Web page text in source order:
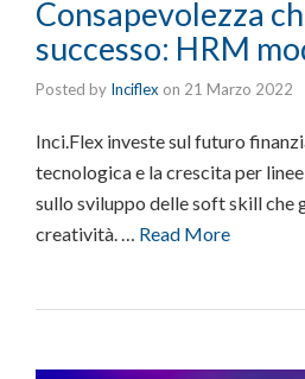
Consapevolezza
successo: HRM
Posted by Inciflex on 21 Marzo 2022
Inci.Flex investe sul futuro
tecnologica e la crescita per
sullo sviluppo delle soft skill che
creatività. … Read More